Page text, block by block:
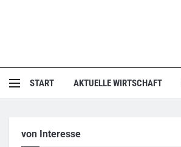
START AKTUELLE WIRTSCHAFT
von Interesse